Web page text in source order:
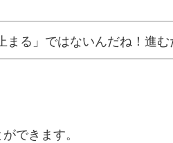
まる」ではないんだね！進
できます。